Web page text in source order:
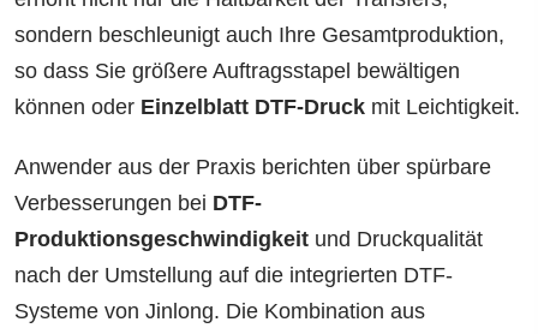
sondern beschleunigt auch Ihre Gesamtproduktion,
so dass Sie größere Auftragsstapel bewältigen
können oder Einzelblatt DTF-Druck mit Leichtigkeit.
Anwender aus der Praxis berichten über spürbare
Verbesserungen bei DTF-
Produktionsgeschwindigkeit und Druckqualität
nach der Umstellung auf die integrierten DTF-
Systeme von Jinlong. Die Kombination aus